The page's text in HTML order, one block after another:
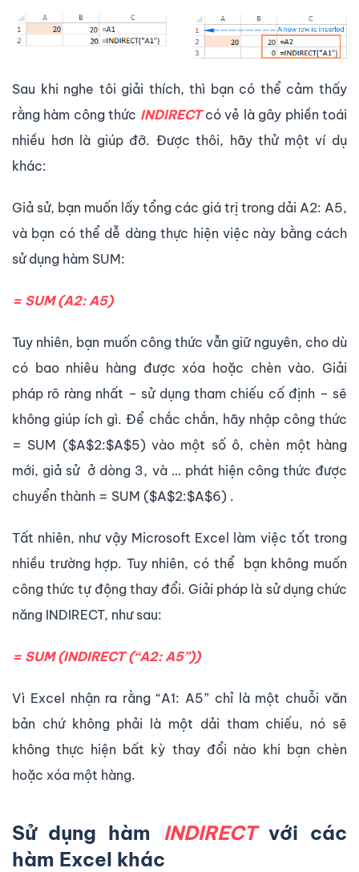
Sau khi nghe tôi giải thích, thì bạn có thể cảm thấy
rằng hàm công thức INDIRECTcó vẻ là gây phiền toái
nhiều hơn là giúp đỡ. Được thôi, hãy thử một ví dụ
khác:
Giả sử, bạn muốn lấy tổng các giá trị trong dải A2: A5,
và bạn có thể dễ dàng thực hiện việc này bằng cách
sử dụng hàm SUM:
= SUM (A2: A5)
Tuy nhiên, bạn muốn công thức vẫn giữ nguyên, cho dù
có bao nhiêu hàng được xóa hoặc chèn vào. Giải
pháp rõ ràng nhất – sử dụng tham chiếu cố định – sẽ
không giúp ích gì. Để chắc chắn, hãy nhập công thức
= SUM ($A$2:$A$5) vào một số ô, chèn một hàng
mới, giả sử ở dòng 3, và … phát hiện công thức được
chuyển thành = SUM ($A$2:$A$6) .
Tất nhiên, như vậy Microsoft Excel làm việc tốt trong
nhiều trường hợp. Tuy nhiên, có thể bạn không muốn
công thức tự động thay đổi. Giải pháp là sử dụng chức
năng INDIRECT, như sau:
= SUM (INDIRECT (“A2: A5”))
Vì Excel nhận ra rằng “A1: A5” chỉ là một chuỗi văn
bản chứ không phải là một dải tham chiếu, nó sẽ
không thực hiện bất kỳ thay đổi nào khi bạn chèn
hoặc xóa một hàng.
Sử dụng hàm INDIRECTvới các
hàm Excel khác